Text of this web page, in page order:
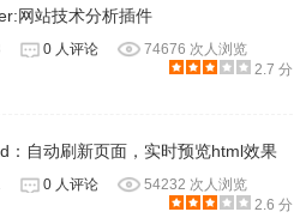
网站技术分析插件
0 人评论
74676 次人浏览
2.7 分
：自动刷新页面，实时预览html效果
0 人评论
54232 次人浏览
2.6 分